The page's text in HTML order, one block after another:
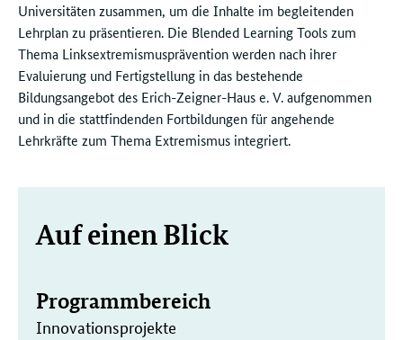
Universitäten zusammen, um die Inhalte im begleitenden
Lehrplan zu präsentieren. Die Blended Learning Tools zum
Thema Linksextremismusprävention werden nach ihrer
Evaluierung und Fertigstellung in das bestehende
Bildungsangebot des Erich-Zeigner-Haus e. V. aufgenommen
und in die stattfindenden Fortbildungen für angehende
Lehrkräfte zum Thema Extremismus integriert.
Weitere
Auf einen Blick
Programmbereich
Innovationsprojekte